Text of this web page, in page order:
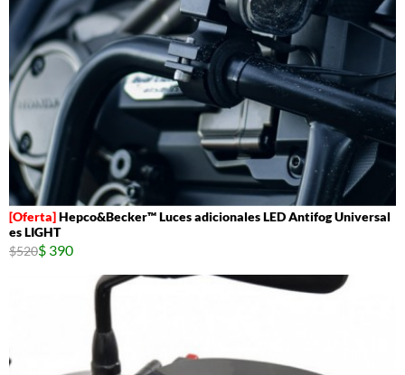
Hepco&Becker™ Luces adicionales LED Antifog Universal
es LIGHT
$520$ 390